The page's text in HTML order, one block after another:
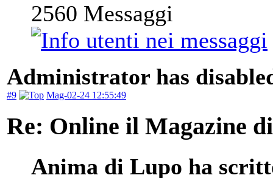
2560 Messaggi
Administrator has
#9 Mag-02-24 12:55:49
Re: Online il Magazine
Anima di Lupo ha